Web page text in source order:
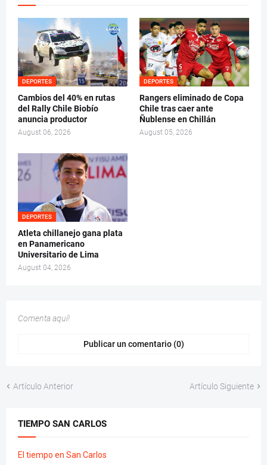
DEPORTES
Cambios del 40% en rutas
del Rally Chile Biobío
anuncia productor
August 06, 2026
DEPORTES
Rangers eliminado de Copa
Chile tras caer ante
Ñublense en Chillán
August 05, 2026
DEPORTES
Atleta chillanejo gana plata
en Panamericano
Universitario de Lima
August 04, 2026
Comenta aquí!
Publicar un comentario (0)
Artículo Anterior Artículo Siguiente
TIEMPO SAN CARLOS
El tiempo en San Carlos